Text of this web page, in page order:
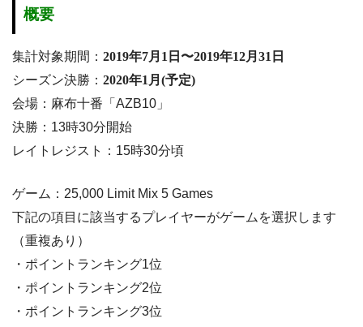
概要
集計対象期間： 2019年7月1日〜2019年12月31日
シーズン決勝： 2020年1月(予定)
会場：麻布十番「AZB10」
決勝：13時30分開始
レイトレジスト：15時30分頃
ゲーム：25,000 Limit Mix 5 Games
下記の項目に該当するプレイヤーがゲームを選択します
（重複あり）
・ポイントランキング1位
・ポイントランキング2位
・ポイントランキング3位